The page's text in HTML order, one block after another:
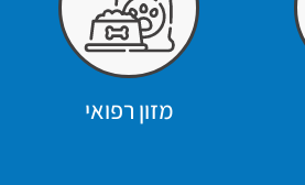
מזון רפואי